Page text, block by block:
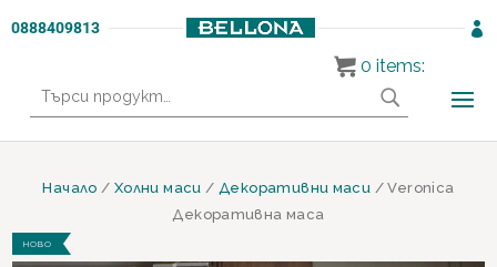
0888409813 
за:
Начало / Холни маси /Декоративни маси / Veronica
Декоративна маса
НОВО
0 items: